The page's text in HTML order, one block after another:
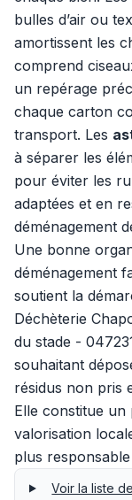
bulles d’air ou
amortissent les
comprend
un repérage
chaque carton
transport. Les
à séparer les
pour éviter les
adaptées et en
déménagement
Une bonne
déménagement
soutient la
Déchèterie
du stade -
souhaitant
résidus non pris
Elle constitue
valorisation
plus
Voir la liste